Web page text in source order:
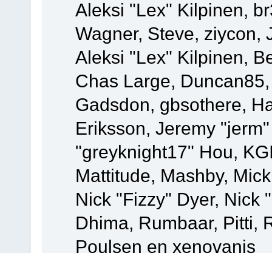
Aleksi "Lex" Kilpinen,
Wagner, Steve, ziycon,
Aleksi "Lex" Kilpinen,
Chas Large,
Gadsdon, gbsothere,
Eriksson, Jeremy
"greyknight17" Hou,
Mattitude, Mashby,
Nick "Fizzy" Dyer, Nick
Dhima, Rumbaar, Pitti,
Poulsen en xenovanis